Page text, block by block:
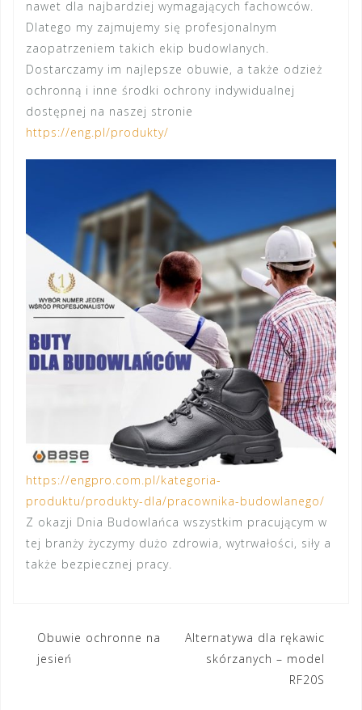
nawet dla najbardziej wymagających fachowców.
Dlatego my zajmujemy się profesjonalnym
zaopatrzeniem takich ekip budowlanych.
Dostarczamy im najlepsze obuwie, a także odzież
ochronną i inne środki ochrony indywidualnej
dostępnej na naszej stronie
https://eng.pl/produkty/
https://engpro.com.pl/kategoria-
produktu/produkty-dla/pracownika-budowlanego/
Z okazji Dnia Budowlańca wszystkim pracującym w
tej branży życzymy dużo zdrowia, wytrwałości, siły a
także bezpiecznej pracy.
Nawigacja
wpisu
Obuwie ochronne na
jesień
Alternatywa dla rękawic
skórzanych – model
RF20S